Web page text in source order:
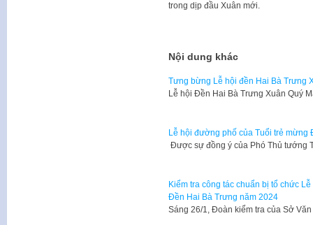
trong dịp đầu Xuân mới.
Nội dung khác
Tưng bừng Lễ hội đền Hai Bà Trưng
Lễ hội Đền Hai Bà Trưng Xuân Quý
Lễ hội đường phố của Tuổi trẻ mừng
Được sự đồng ý của Phó Thủ
Kiểm tra công tác chuẩn bị tổ chức
Đền Hai Bà Trưng năm 2024
Sáng 26/1, Đoàn kiểm tra của Sở